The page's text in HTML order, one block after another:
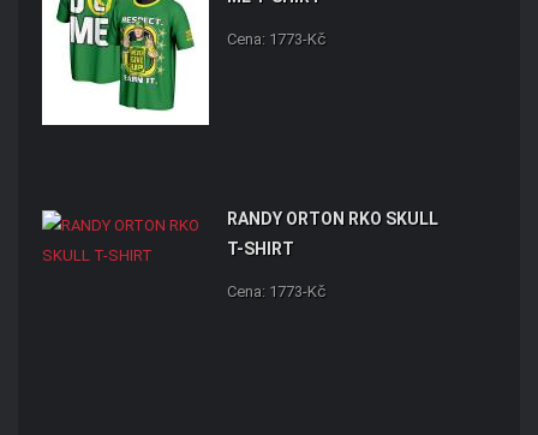
Cena: 1773-Kč
RANDY ORTON RKO SKULL
T-SHIRT
Cena: 1773-Kč